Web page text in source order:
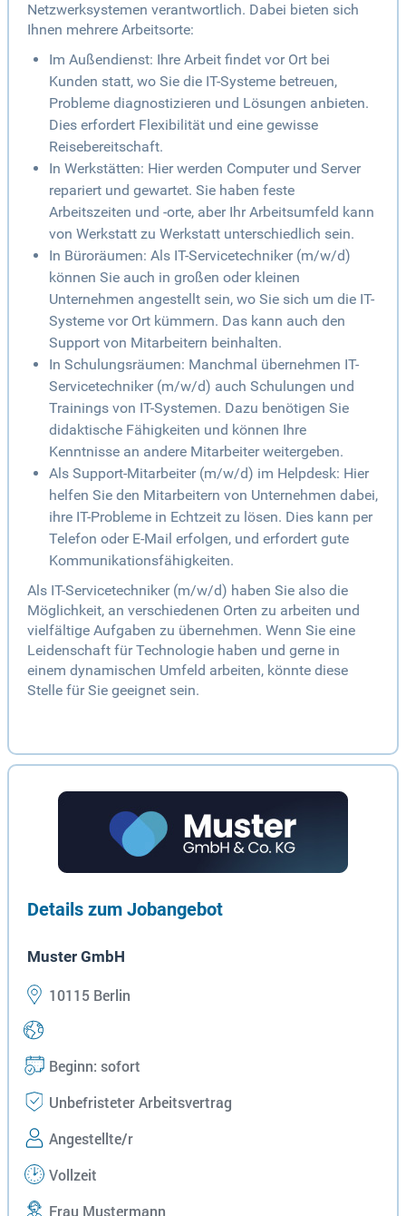
Netzwerksystemen verantwortlich. Dabei bieten sich
Ihnen mehrere Arbeitsorte:
Im Außendienst: Ihre Arbeit findet vor Ort bei
Kunden statt, wo Sie die IT-Systeme betreuen,
Probleme diagnostizieren und Lösungen anbieten.
Dies erfordert Flexibilität und eine gewisse
Reisebereitschaft.
In Werkstätten: Hier werden Computer und Server
repariert und gewartet. Sie haben feste
Arbeitszeiten und -orte, aber Ihr Arbeitsumfeld kann
von Werkstatt zu Werkstatt unterschiedlich sein.
In Büroräumen: Als IT-Servicetechniker (m/w/d)
können Sie auch in großen oder kleinen
Unternehmen angestellt sein, wo Sie sich um die IT-
Systeme vor Ort kümmern. Das kann auch den
Support von Mitarbeitern beinhalten.
In Schulungsräumen: Manchmal übernehmen IT-
Servicetechniker (m/w/d) auch Schulungen und
Trainings von IT-Systemen. Dazu benötigen Sie
didaktische Fähigkeiten und können Ihre
Kenntnisse an andere Mitarbeiter weitergeben.
Als Support-Mitarbeiter (m/w/d) im Helpdesk: Hier
helfen Sie den Mitarbeitern von Unternehmen dabei,
ihre IT-Probleme in Echtzeit zu lösen. Dies kann per
Telefon oder E-Mail erfolgen, und erfordert gute
Kommunikationsfähigkeiten.
Als IT-Servicetechniker (m/w/d) haben Sie also die
Möglichkeit, an verschiedenen Orten zu arbeiten und
vielfältige Aufgaben zu übernehmen. Wenn Sie eine
Leidenschaft für Technologie haben und gerne in
einem dynamischen Umfeld arbeiten, könnte diese
Stelle für Sie geeignet sein.
Details zum Jobangebot
Muster GmbH
10115 Berlin
Beginn: sofort
Unbefristeter Arbeitsvertrag
Angestellte/r
Vollzeit
Frau Mustermann